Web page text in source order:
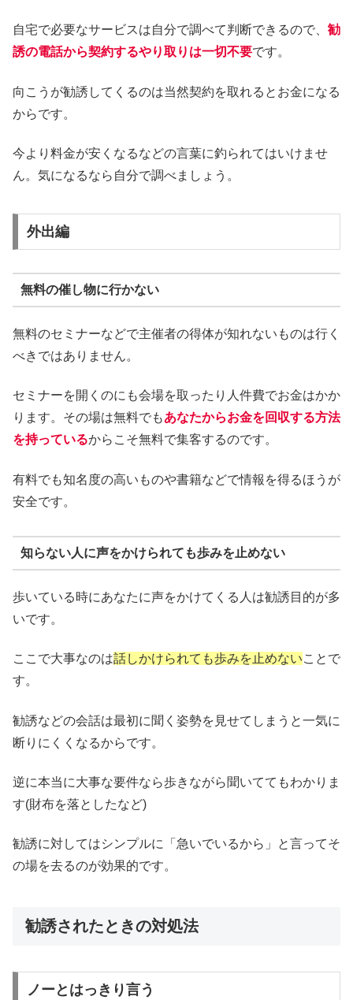
自宅で必要なサービスは自分で調べて判断できるので、 勧
誘の電話から契約するやり取りは一切不要です。
向こうが勧誘してくるのは当然契約を取れるとお金になる
からです。
今より料金が安くなるなどの言葉に釣られてはいけませ
ん。気になるなら自分で調べましょう。
外出編
無料の催し物に行かない
無料のセミナーなどで主催者の得体が知れないものは行く
べきではありません。
セミナーを開くのにも会場を取ったり人件費でお金はかか
ります。その場は無料でもあなたからお金を回収する方法
を持っているからこそ無料で集客するのです。
有料でも知名度の高いものや書籍などで情報を得るほうが
安全です。
知らない人に声をかけられても歩みを止めない
歩いている時にあなたに声をかけてくる人は勧誘目的が多
いです。
ここで大事なのは話しかけられても歩みを止めないことで
す。
勧誘などの会話は最初に聞く姿勢を見せてしまうと一気に
断りにくくなるからです。
逆に本当に大事な要件なら歩きながら聞いててもわかりま
す(財布を落としたなど)
勧誘に対してはシンプルに「急いでいるから」と言ってそ
の場を去るのが効果的です。
勧誘されたときの対処法
ノーとはっきり言う